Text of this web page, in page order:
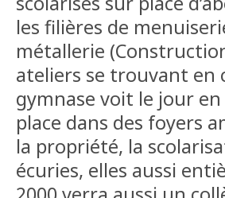
les filières de
métallerie
ateliers se trouvant en
gymnase voit le jour
place dans des foyers
la propriété, la
écuries, elles aussi